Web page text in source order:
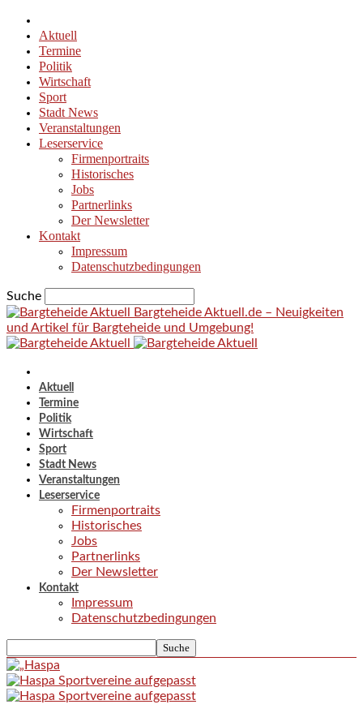
Aktuell
Termine
Politik
Wirtschaft
Sport
Stadt News
Veranstaltungen
Leserservice
Firmenportraits
Historisches
Jobs
Partnerlinks
Der Newsletter
Kontakt
Impressum
Datenschutzbedingungen
Suche
Bargteheide Aktuell.de – Neuigkeiten
und Artikel für Bargteheide und Umgebung!
Aktuell
Termine
Politik
Wirtschaft
Sport
Stadt News
Veranstaltungen
Leserservice
Firmenportraits
Historisches
Jobs
Partnerlinks
Der Newsletter
Kontakt
Impressum
Datenschutzbedingungen